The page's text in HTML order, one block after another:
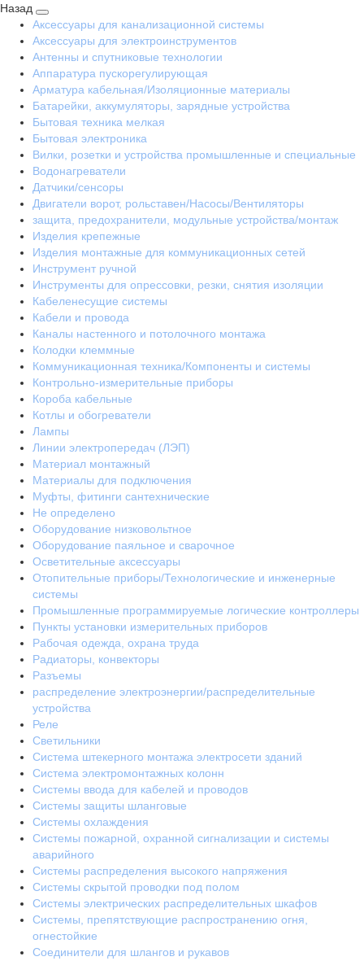
Назад
Аксессуары для канализационной системы
Аксессуары для электроинструментов
Антенны и спутниковые технологии
Аппаратура пускорегулирующая
Арматура кабельная/Изоляционные материалы
Батарейки, аккумуляторы, зарядные устройства
Бытовая техника мелкая
Бытовая электроника
Вилки, розетки и устройства промышленные и специальные
Водонагреватели
Датчики/сенсоры
Двигатели ворот, рольставен/Насосы/Вентиляторы
защита, предохранители, модульные устройства/монтаж
Изделия крепежные
Изделия монтажные для коммуникационных сетей
Инструмент ручной
Инструменты для опрессовки, резки, снятия изоляции
Кабеленесущие системы
Кабели и провода
Каналы настенного и потолочного монтажа
Колодки клеммные
Коммуникационная техника/Компоненты и системы
Контрольно-измерительные приборы
Короба кабельные
Котлы и обогреватели
Лампы
Линии электропередач (ЛЭП)
Материал монтажный
Материалы для подключения
Муфты, фитинги сантехнические
Не определено
Оборудование низковольтное
Оборудование паяльное и сварочное
Осветительные аксессуары
Отопительные приборы/Технологические и инженерные
системы
Промышленные программируемые логические контроллеры
Пункты установки измерительных приборов
Рабочая одежда, охрана труда
Радиаторы, конвекторы
Разъемы
распределение электроэнергии/распределительные
устройства
Реле
Светильники
Система штекерного монтажа электросети зданий
Система электромонтажных колонн
Системы ввода для кабелей и проводов
Системы защиты шланговые
Системы охлаждения
Системы пожарной, охранной сигнализации и системы
аварийного
Системы распределения высокого напряжения
Системы скрытой проводки под полом
Системы электрических распределительных шкафов
Системы, препятствующие распространению огня,
огнестойкие
Соединители для шлангов и рукавов